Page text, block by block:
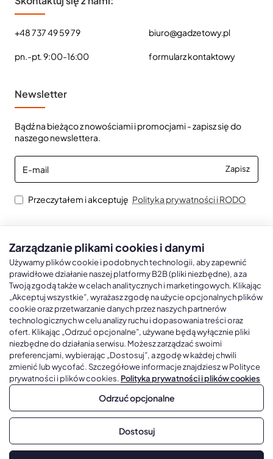
+48 737 49 59 79
pn.-pt. 9:00-16:00
biuro@gadzetowy.pl
formularz kontaktowy
Newsletter
Bądź na bieżąco z nowościami i promocjami - zapisz się do
naszego newslettera.
E-
mail
Zapisz
Przeczytałem i akceptuję Polityka prywatności i RODO
Kalendarze książkowe A5
Kalendarze książkowe A4
Kalendarze książkowe B5
Kalendarze książkowe A6 i B6
Kalendarze książkowe z własną oprawą
Kalendarze Ścienne
Kalendarze trójdzielne
Kalendarze jednodzielne
Kalendarze czterodzielne
Kalendarze Wieloplanszowe
Kalendarze Wielopanszowe, Plakatowe
Copyright © 2026, Gadżetowy.pl, All Rights Reserved, Platforma
Zarządzanie plikami cookies i danymi
Używamy plików cookie i podobnych technologii, aby zapewnić
prawidłowe działanie naszej platformy B2B (pliki niezbędne), a za
Twoją zgodą także w celach analitycznych i marketingowych. Klikając
„Akceptuj wszystkie”, wyrażasz zgodę na użycie opcjonalnych plików
cookie oraz przetwarzanie danych przez naszych partnerów
technologicznych w celu analizy ruchu i dopasowania treści oraz
ofert. Klikając „Odrzuć opcjonalne”, używane będą wyłącznie pliki
niezbędne do działania serwisu. Możesz zarządzać swoimi
preferencjami, wybierając „Dostosuj”, a zgodę w każdej chwili
zmienić lub wycofać. Szczegółowe informacje znajdziesz w Polityce
prywatności i plików cookies. Polityka prywatności i plików cookies
Odrzuć opcjonalne
Dostosuj